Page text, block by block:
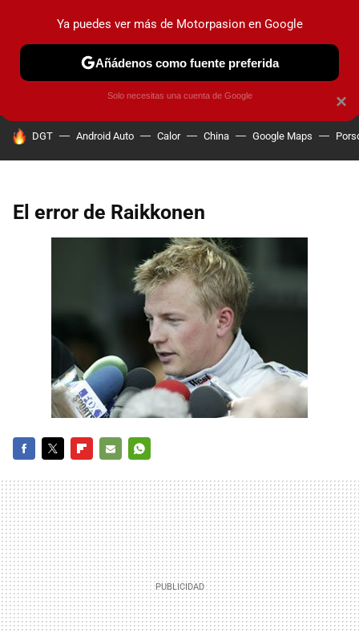
PRUEBAS COCHES ELÉCTRICOS OBSERVATORIO
HOY SE HABLA DE
DGT Android Auto Calor China Google Maps
El error de Raikkonen
MAIL
×
Ya puedes ver más de Motorpasion en Google
Añádenos como fuente preferida
Solo necesitas una cuenta de Google